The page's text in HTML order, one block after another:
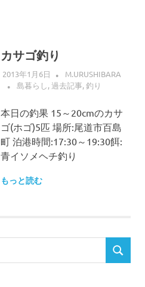
カサゴ釣り
2013年1月6日
M.URUSHIBARA
島暮らし,過去記事,釣り
本日の釣果 15～20cmのカサ
ゴ(ホゴ)5匹 場所:尾道市百島
町 泊港時間:17:30～19:30餌:
青イソメヘチ釣り
もっと読む
検